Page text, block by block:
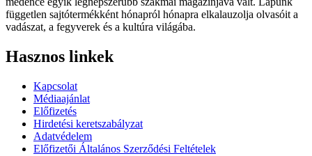
független sajtótermékként hónapról hónapra elkalauzolja olvasóit a
vadászat, a fegyverek és a kultúra világába.
Hasznos linkek
Kapcsolat
Médiaajánlat
Előfizetés
Hirdetési keretszabályzat
Adatvédelem
Előfizetői Általános Szerződési Feltételek